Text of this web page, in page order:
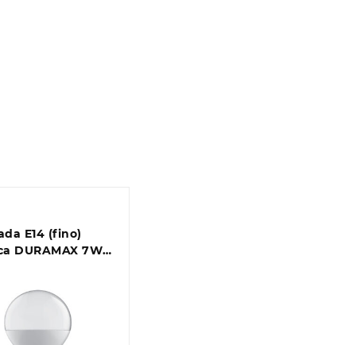
E14 (fino)
DURAMAX 7W